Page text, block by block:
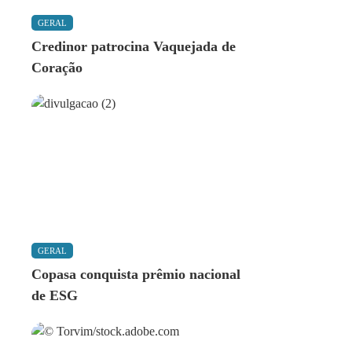
GERAL
Credinor patrocina Vaquejada de
Coração
GERAL
Copasa conquista prêmio nacional
de ESG